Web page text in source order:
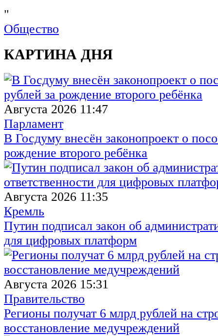
"
Общество
КАРТИНА ДНЯ
Августа 2026 11:47
Парламент
В Госдуму внесён законопроект о
рождение второго ребёнка
Августа 2026 11:35
Кремль
Путин подписал закон об
для цифровых платформ
Августа 2026 15:31
Правительство
Регионы получат 6 млрд рублей на
восстановление медучреждений